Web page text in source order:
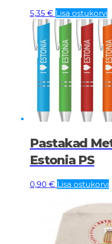
5,35 € Lisa ostukorvi
Pastakad
Estonia PS
0,90 € Lisa ostukorvi